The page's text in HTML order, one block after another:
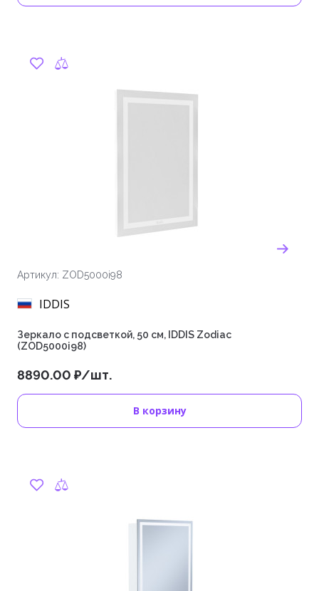
Артикул: ZOD5000i98
IDDIS
Зеркало с подсветкой, 50 см, IDDIS Zodiac
(ZOD5000i98)
8890.00 ₽/шт.
В корзину